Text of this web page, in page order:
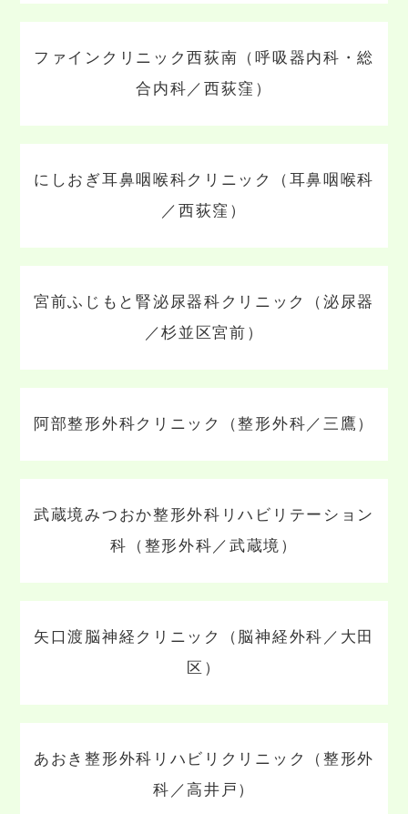
ファインクリニック西荻南（呼吸器内科・総
合内科／西荻窪）
にしおぎ耳鼻咽喉科クリニック（耳鼻咽喉科
／西荻窪）
宮前ふじもと腎泌尿器科クリニック（泌尿器
／杉並区宮前）
阿部整形外科クリニック（整形外科／三鷹）
武蔵境みつおか整形外科リハビリテーション
科（整形外科／武蔵境）
矢口渡脳神経クリニック（脳神経外科／大田
区）
あおき整形外科リハビリクリニック（整形外
科／高井戸）